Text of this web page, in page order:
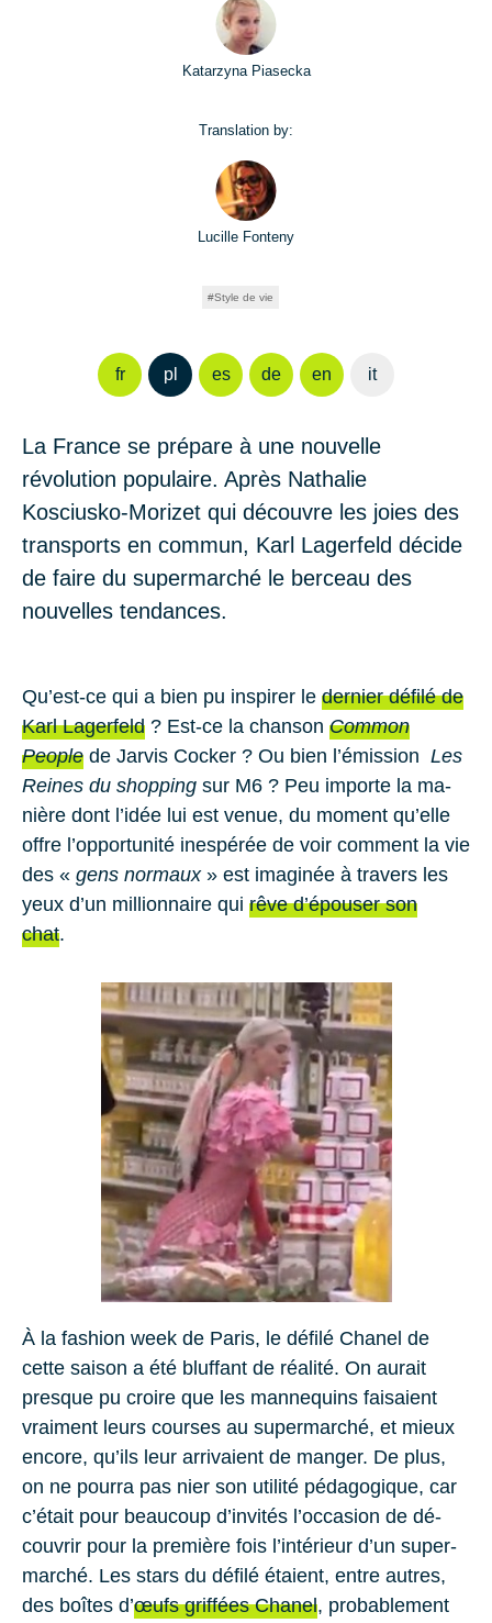
Katarzyna Piasecka
Translation by:
Lucille Fonteny
Style de vie
fr pl es de en it
La France se prépare à une nouvelle
révolution populaire. Après Nathalie
Kosciusko-Morizet qui découvre les joies des
transports en commun, Karl Lagerfeld décide
de faire du supermarché le berceau des
nouvelles tendances.
Qu’est-ce qui a bien pu ins­pi­rer le der­nier dé­filé de
Karl La­ger­feld ? Est-ce la chan­son Com­mon
People de Jar­vis Co­cker ? Ou bien l’émis­sion Les
Reines du shop­ping sur M6 ? Peu im­porte la ma­
nière dont l’idée lui est venue, du mo­ment qu’elle
offre l’op­por­tu­nité in­es­pé­rée de voir com­ment la vie
des « gens nor­maux» est ima­gi­née à tra­vers les
yeux d’un mil­lion­naire qui rêve d’épou­ser son
chat.
À la fa­shion week de Paris, le dé­filé Cha­nel de
cette sai­son a été bluf­fant de réa­lité. On au­rait
presque pu croire que les man­ne­quins fai­saient
vrai­ment leurs courses au su­per­mar­ché, et mieux
en­core, qu’ils leur ar­rivaient de man­ger. De plus,
on ne pourra pas nier son uti­lité pé­da­go­gique, car
c’était pour beau­coup d’in­vi­tés l’oc­ca­sion de dé­
cou­vrir pour la pre­mière fois l’in­té­rieur d’un su­per­
mar­ché. Les stars du dé­filé étaient, entre autres,
des boîtes d’œufs grif­fées Cha­nel, pro­ba­ble­ment